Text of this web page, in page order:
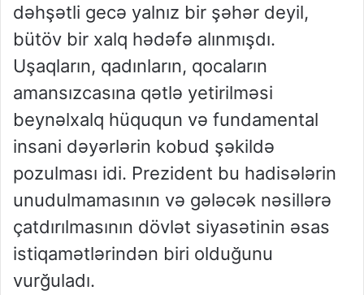
dəhşətli gecə yalnız bir şəhər deyil,
bütöv bir xalq hədəfə alınmışdı.
Uşaqların, qadınların, qocaların
amansızcasına qətlə yetirilməsi
beynəlxalq hüququn və fundamental
insani dəyərlərin kobud şəkildə
pozulması idi. Prezident bu hadisələrin
unudulmamasının və gələcək nəsillərə
çatdırılmasının dövlət siyasətinin əsas
istiqamətlərindən biri olduğunu
vurğuladı.